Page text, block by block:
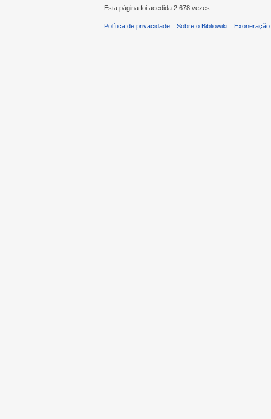
Esta página foi acedida 2 678 vezes.
Política de privacidade Sobre o Bibliowiki